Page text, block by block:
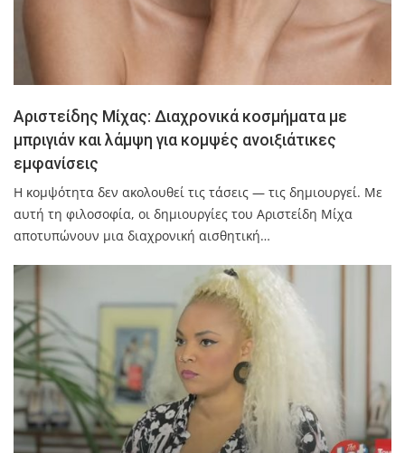
Αριστείδης Μίχας: Διαχρονικά κοσμήματα με
μπριγιάν και λάμψη για κομψές ανοιξιάτικες
εμφανίσεις
Η κομψότητα δεν ακολουθεί τις τάσεις — τις δημιουργεί. Με
αυτή τη φιλοσοφία, οι δημιουργίες του Αριστείδη Μίχα
αποτυπώνουν μια διαχρονική αισθητική…